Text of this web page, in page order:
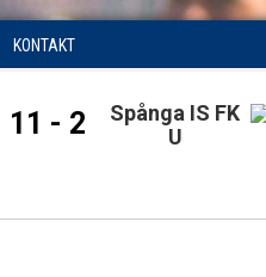
KONTAKT
11 - 2
Spånga IS FK
U